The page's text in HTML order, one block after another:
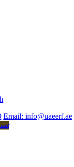
Email: info@uaeerf.ae